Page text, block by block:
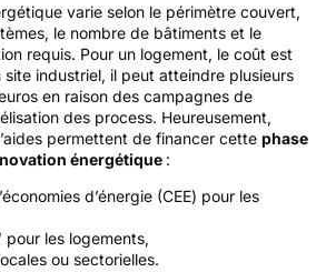
varie selon le périmètre couvert,
le nombre de bâtiments et le
requis. Pour un logement, le coût est
site industriel, il peut atteindre plusieurs
en raison des campagnes de
des process. Heureusement,
permettent de financer cette phase
énergétique :
d’énergie (CEE) pour les
pour les logements,
ou sectorielles.